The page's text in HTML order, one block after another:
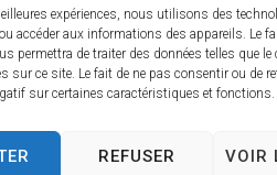
expériences, nous utilisons des
accéder aux informations des appareils. Le
permettra de traiter des données telles que
sur ce site. Le fait de ne pas consentir ou de
sur certaines caractéristiques et fonctions.
REFUSER VOIR
CONTACT